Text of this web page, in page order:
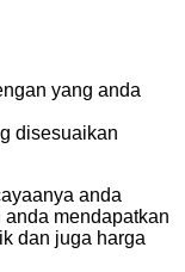
yang anda
disesuaikan
anda
mendapatkan
dan juga harga